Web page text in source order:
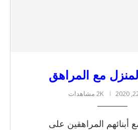
مع المراهق
2K مشاهدات
أبنائهم المراهقين على